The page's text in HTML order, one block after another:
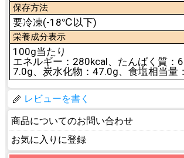
保存方法
要冷凍(-18℃以下)
栄養成分表示
100g当たり
エネルギー：280kcal、たんばく質：
7.0g、炭水化物：47.0g、食塩相当量
レビューを書く
商品についてのお問い合わせ
お気に入りに登録